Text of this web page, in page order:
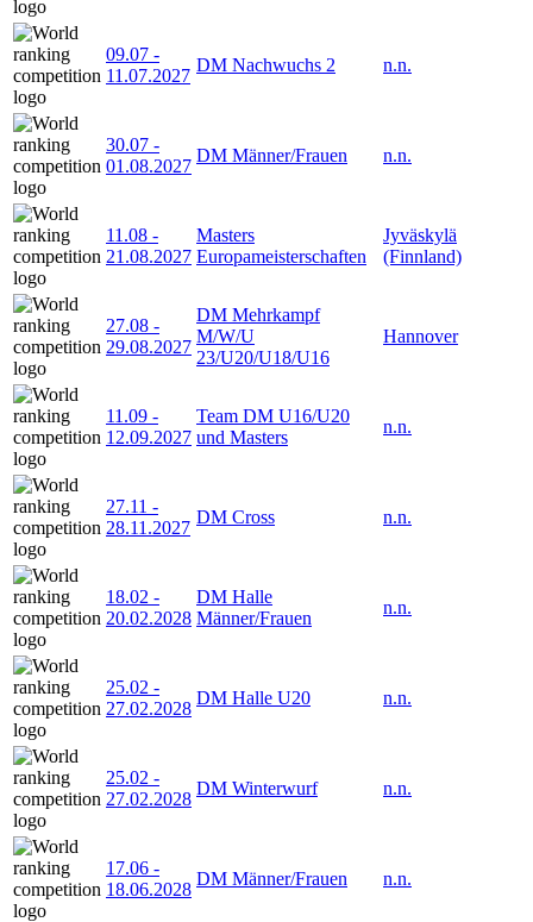
09.07 -
11.07.2027
DM Nachwuchs 2 n.n.
30.07 -
01.08.2027
DM Männer/Frauen n.n.
11.08 -
21.08.2027
Masters
Europameisterschaften
Jyväskylä
(Finnland)
27.08 -
29.08.2027
DM Mehrkampf
M/W/U
23/U20/U18/U16
Hannover
11.09 -
12.09.2027
Team DM U16/U20
und Masters
n.n.
27.11 -
28.11.2027
DM Cross n.n.
18.02 -
20.02.2028
DM Halle
Männer/Frauen
n.n.
25.02 -
27.02.2028
DM Halle U20 n.n.
25.02 -
27.02.2028
DM Winterwurf n.n.
17.06 -
18.06.2028
DM Männer/Frauen n.n.